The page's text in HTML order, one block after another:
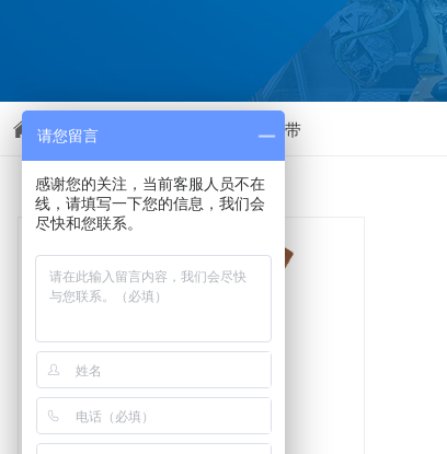
首页 >> 导电软铜带
请您留言
感谢您的关注，当前客服人员不在
线，请填写一下您的信息，我们会
尽快和您联系。